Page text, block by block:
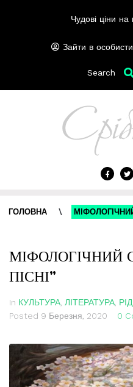
Чудові ціни на
Зайти в
Search
ГОЛОВНА \
МІФОЛОГІЧНИЙ
ПІСНІ”
In КУЛЬТУРА ЛІТЕРАТУРА
Posted 9 Березня, 2020 0